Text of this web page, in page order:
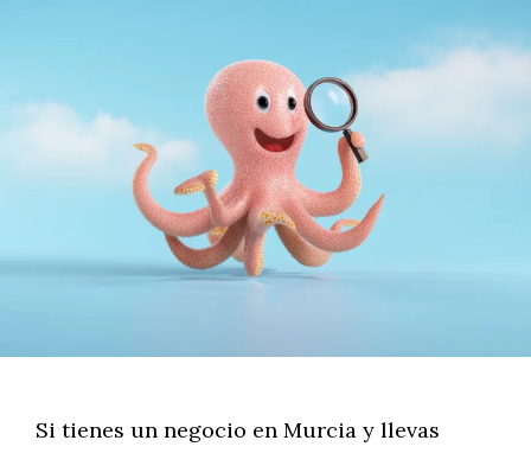
Si tienes un negocio en Murcia y llevas